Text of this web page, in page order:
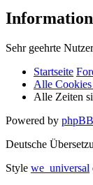
Information
Sehr geehrte
Startseite
Alle Cookies
Alle Zeiten
Powered by phpBB
Deutsche
Style we_universal